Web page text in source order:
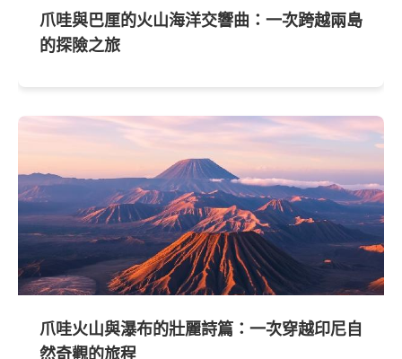
爪哇與巴厘的火山海洋交響曲：一次跨越兩島
的探險之旅
爪哇火山與瀑布的壯麗詩篇：一次穿越印尼自
然奇觀的旅程